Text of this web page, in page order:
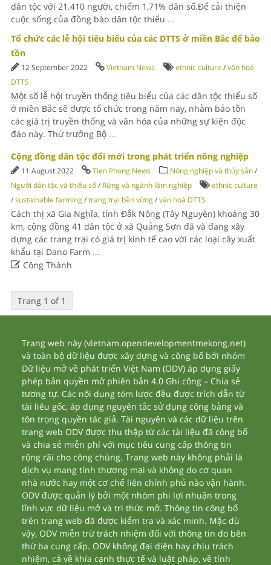
dân tộc với 21.410 người, chiếm 1,71% dân số.Để cải thiện
cuộc sống của đồng bào dân tộc thiểu ...
Tổ chức các lễ hội tiêu biểu của các DTTS ở miền Bắc để bảo
tồn
12 September 2022 Vietnam News ethnic culture/văn hoá
DTTS
Một số lễ hội truyền thống tiêu biểu của các dân tộc thiểu số
ở miền Bắc sẽ được tổ chức trong năm nay, nhằm bảo tồn
các giá trị truyền thống và văn hóa của những sự kiện độc
đáo này. Thứ trưởng Bộ ...
Cộng đồng dân tộc đổi mới trong phát triển nông nghiệp
11 August 2022 Tien Phong News Nông nghiệp và thủy sản/
Người dân tộc và thiểu số/ Rừng và ngành lâm nghiệp
ethnic culture
/sustainable farming/trang trại bền vững/văn hoá DTTS
Cách thị xã Gia Nghĩa, tỉnh Đắk Nông (Tây Nguyên) khoảng 30
km, cộng đồng 41 dân tộc ở xã Quảng Sơn đã và đang xây
dựng các trang trại có giá trị kinh tế cao với các loại cây xuất
khẩu tại Dano Farm ...
Công Thành
Trang 1 of 1
Trang web này (vietnam.opendevelopmentmekong.net)
và toàn bộ dữ liệu được xây dựng và công bố bởi nhóm
Dữ liệu mở về phát triển Việt Nam (ODV) áp dụng giấy
phép bản quyền mở phiên bản 4.0 Ghi công – Chia sẻ
tương tự. Các nội dung tóm lược đều được trích dẫn từ
tài liêu gốc, áp dụng nguyên tắc sử dụng công bằng và
tôn trọng quyền tác giả. Tài nguyên và các dữ liệu trên
trang web ODV được thu thập từ các tài liệu đã công bố
và chia sẻ miễn phí với mục tiêu cung cấp thông tin
rộng rãi cho công chúng. Trang web này không phải là
dịch vụ mang tính thương mại và không do cơ quan
nhà nước hay một cơ chế liên chính phủ nào vận hành.
ODV được quản lý bởi một nhóm phi lợi nhuận trong
lĩnh vực dữ liệu mở và tri thức mở. Thông tin công bố
trên trang web đã được kiểm tra và xác minh. Mặc dù
vậy, ODV miễn trừ trách nhiệm đối với thông tin do bên
thứ ba cung cấp. ODV không đại diện hay chịu trách
nhiệm, cả về khía cạnh thực tế và luật pháp, về tính